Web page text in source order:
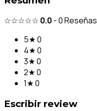
☆☆☆☆☆ 0.0 -0Reseñas
5★0
4★0
3★0
2★0
1★0
Escribir review